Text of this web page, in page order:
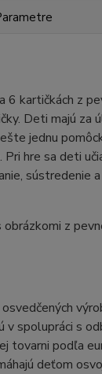
kartičkách z
Deti majú
jednu
hre sa deti
sústredenie
z
v spolupráci s
tovarni podľa
deťom